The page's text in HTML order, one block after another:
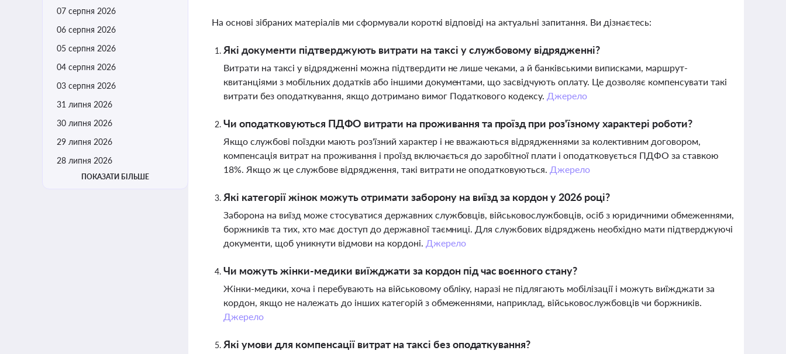
07 серпня 2026
06 серпня 2026
05 серпня 2026
04 серпня 2026
03 серпня 2026
31 липня 2026
30 липня 2026
29 липня 2026
28 липня 2026
ПОКАЗАТИ БІЛЬШЕ
На основі зібраних матеріалів ми сформували короткі відповіді на актуальні запитання. Ви дізнаєтесь:
Які документи підтверджують витрати на таксі у службовому відрядженні?
Витрати на таксі у відрядженні можна підтвердити не лише чеками, а й банківськими виписками, маршрут-
квитанціями з мобільних додатків або іншими документами, що засвідчують оплату. Це дозволяє компенсувати такі
витрати без оподаткування, якщо дотримано вимог Податкового кодексу. Джерело
Чи оподатковуються ПДФО витрати на проживання та проїзд при роз'їзному характері роботи?
Якщо службові поїздки мають роз'їзний характер і не вважаються відрядженнями за колективним договором,
компенсація витрат на проживання і проїзд включається до заробітної плати і оподатковується ПДФО за ставкою
18%. Якщо ж це службове відрядження, такі витрати не оподатковуються. Джерело
Які категорії жінок можуть отримати заборону на виїзд за кордон у 2026 році?
Заборона на виїзд може стосуватися державних службовців, військовослужбовців, осіб з юридичними обмеженнями,
боржників та тих, хто має доступ до державної таємниці. Для службових відряджень необхідно мати підтверджуючі
документи, щоб уникнути відмови на кордоні. Джерело
Чи можуть жінки-медики виїжджати за кордон під час воєнного стану?
Жінки-медики, хоча і перебувають на військовому обліку, наразі не підлягають мобілізації і можуть виїжджати за
кордон, якщо не належать до інших категорій з обмеженнями, наприклад, військовослужбовців чи боржників.
Джерело
Які умови для компенсації витрат на таксі без оподаткування?